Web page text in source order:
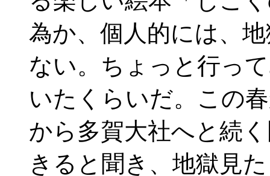
為か、個人的には、
ない。ちょっと行っ
いたくらいだ。この
から多賀大社へと続
きると聞き、地獄